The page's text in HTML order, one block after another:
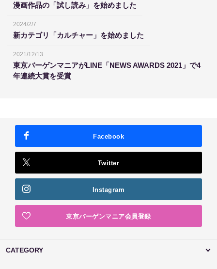
漫画作品の「試し読み」を始めました
2024/2/7
新カテゴリ「カルチャー」を始めました
2021/12/13
東京バーゲンマニアがLINE「NEWS AWARDS 2021」で4
年連続大賞を受賞
Facebook
Twitter
Instagram
東京バーゲンマニア会員登録
CATEGORY